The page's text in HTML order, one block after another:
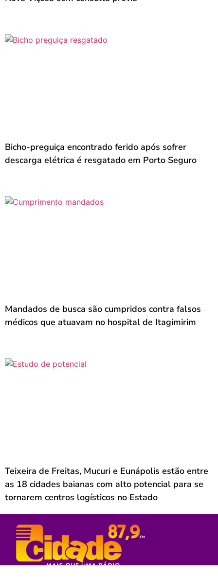
Bicho-preguiça encontrado ferido após sofrer
descarga elétrica é resgatado em Porto Seguro
Mandados de busca são cumpridos contra falsos
médicos que atuavam no hospital de Itagimirim
Teixeira de Freitas, Mucuri e Eunápolis estão entre
as 18 cidades baianas com alto potencial para se
tornarem centros logísticos no Estado